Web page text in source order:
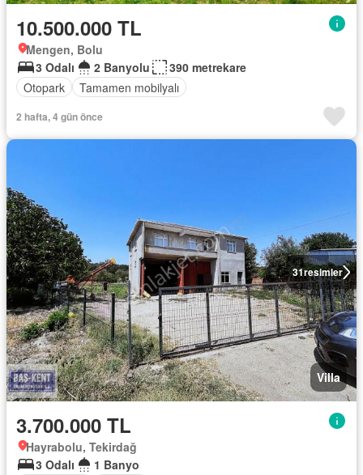
10.500.000 TL
Mengen, Bolu
3 Odalı
2 Banyolu
390 metrekare
Otopark
Tamamen mobilyalı
2 hafta, 4 gün önce
31resimler
Villa
3.700.000 TL
Hayrabolu, Tekirdağ
3 Odalı
1 Banyo